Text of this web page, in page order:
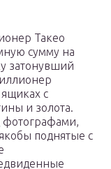
Такео
сумму на
затонувший
с
и золота.
фотографами,
поднятые с